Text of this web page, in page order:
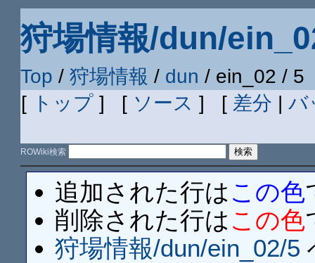
狩場情報/dun/
Top /狩場情報 / dun / ein_02 / 5
[ トップ] [ ソース ] [ 差分 | バ
ROWiki検索
追加された行は この色
削除された行は この色
狩場情報/dun/ein_02/5